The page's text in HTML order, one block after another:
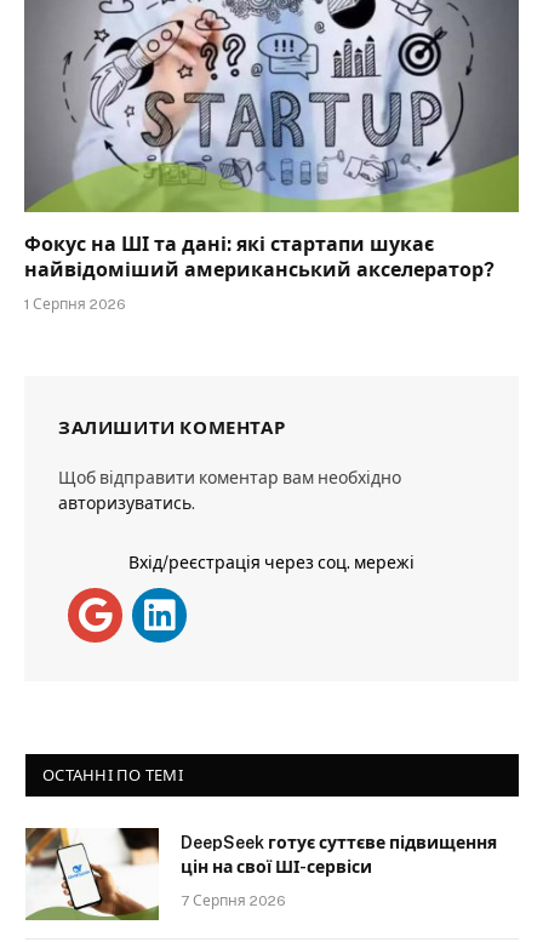
Фокус на ШІ та дані: які стартапи шукає
найвідоміший американський акселератор?
1 Серпня 2026
ЗАЛИШИТИ КОМЕНТАР
Щоб відправити коментар вам необхідно
авторизуватись.
Вхід/реєстрація через соц. мережі
ОСТАННІ ПО ТЕМІ
DeepSeek готує суттєве підвищення
цін на свої ШІ-сервіси
7 Серпня 2026